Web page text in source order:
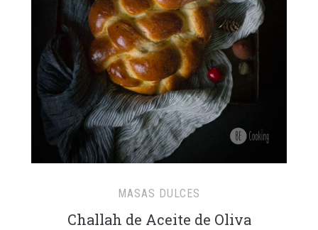
MASAS DULCES
Challah de Aceite de Oliva